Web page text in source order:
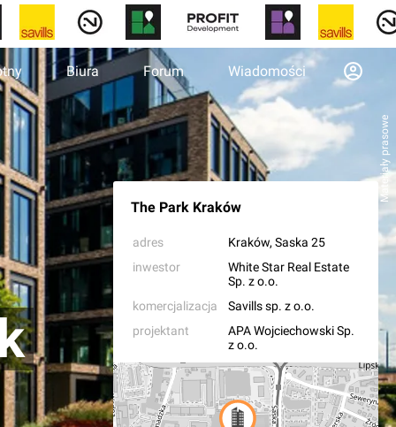
Biura Forum Wiadomości
Materiały prasowe
The Park Kraków
adres Kraków, Saska 25
inwestor
White Star Real Estate
Sp. z o.o.
komercjalizacja
Savills sp. z o.o.
projektant
APA Wojciechowski Sp.
z o.o.